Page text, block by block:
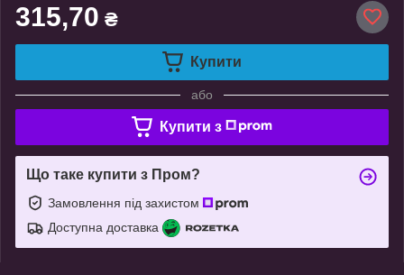
315,70 ₴
Купити
або
Купити з
Що таке купити з Пром?
Замовлення під захистом
Доступна доставка